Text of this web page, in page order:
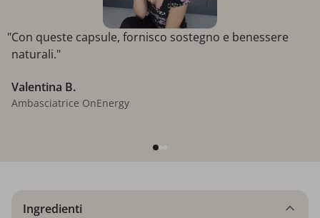
"Con queste capsule, fornisco sostegno e benessere
naturali."
Valentina B.
Ambasciatrice OnEnergy
Ingredienti